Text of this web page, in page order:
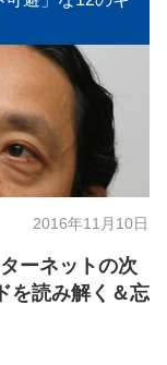
2016年11月10日
ーネットの次
を読み解く＆忘